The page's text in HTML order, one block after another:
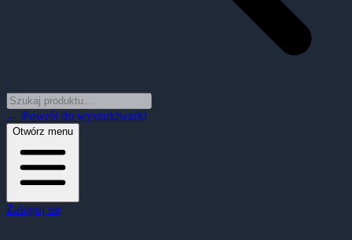
← Powrót do wyszukiwarki
Otwórz menu
Zaloguj się